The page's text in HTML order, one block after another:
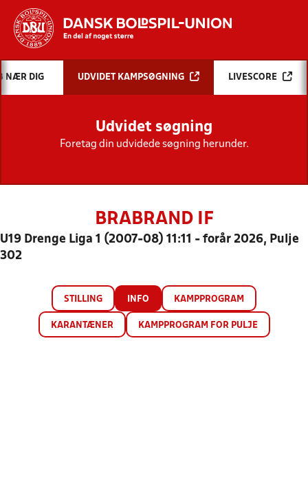
Hvad vil du søge efter?
INDHOLD OG NYHEDER
STILLINGER, RESULTATER, KLUBBER OG
HOLD
NÆR DIG UDVIDET KAMPSØGNING LIVESCORE
Udvidet søgning
Foretag din udvidede søgning herunder.
BRABRAND IF
U19 Drenge Liga 1 (2007-08) 11:11 - forår 2026, Pulje
302
STILLING INFO KAMPPROGRAM
KARANTÆNER KAMPPROGRAM FOR PULJE